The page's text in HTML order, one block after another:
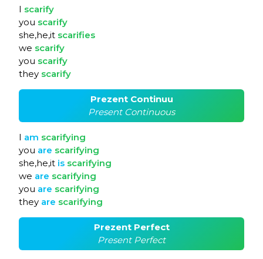
I scarify
you scarify
she,he,it scarifies
we scarify
you scarify
they scarify
Prezent Continuu
Present Continuous
I am scarifying
you are scarifying
she,he,it is scarifying
we are scarifying
you are scarifying
they are scarifying
Prezent Perfect
Present Perfect